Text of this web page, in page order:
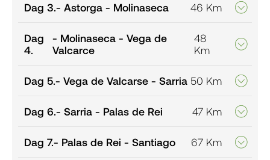
Dag 3.- Astorga - Molinaseca 46 Km
Dag
4.
- Molinaseca - Vega de
Valcarce
48
Km
Dag 5.- Vega de Valcarse - Sarria 50 Km
Dag 6.- Sarria - Palas de Rei 47 Km
Dag 7.- Palas de Rei - Santiago 67 Km